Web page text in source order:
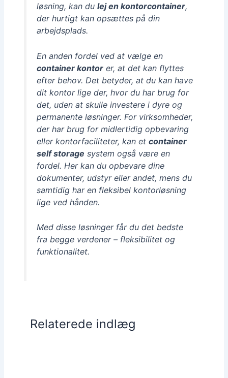
løsning, kan du lej en kontorcontainer,
der hurtigt kan opsættes på din
arbejdsplads.
En anden fordel ved at vælge en
container kontorer, at det kan flyttes
efter behov. Det betyder, at du kan have
dit kontor lige der, hvor du har brug for
det, uden at skulle investere i dyre og
permanente løsninger. For virksomheder,
der har brug for midlertidig opbevaring
eller kontorfaciliteter, kan et container
self storage system også være en
fordel. Her kan du opbevare dine
dokumenter, udstyr eller andet, mens du
samtidig har en fleksibel kontorløsning
lige ved hånden.
Med disse løsninger får du det bedste
fra begge verdener – fleksibilitet og
funktionalitet.
Relaterede indlæg